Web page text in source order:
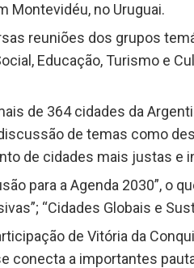
Montevidéu, no Uruguai.
reuniões dos grupos
Educação, Turismo e
de 364 cidades da
discussão de temas como
de cidades mais justas e
para a Agenda 2030”, o
“Cidades Globais e
de Vitória da
conecta a importantes